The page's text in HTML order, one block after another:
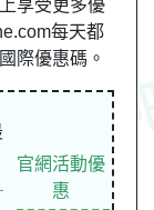
享受更多優
每天都
際優惠碼。
官網活動優
惠